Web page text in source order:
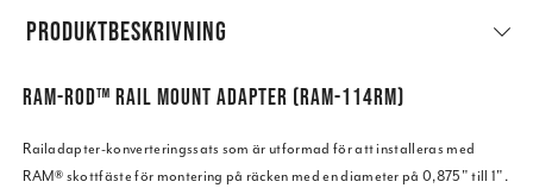
PRODUKTBESKRIVNING
RAM-ROD™ RAIL MOUNT ADAPTER (RAM-114RM)
Railadapter-konverteringssats som är utformad för att installeras med
RAM® skottfäste för montering på räcken med en diameter på 0,875" till 1".